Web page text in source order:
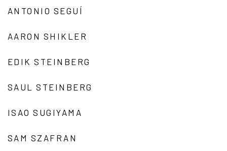
ANTONIO SEGUÍ
AARON SHIKLER
EDIK STEINBERG
SAUL STEINBERG
ISAO SUGIYAMA
SAM SZAFRAN